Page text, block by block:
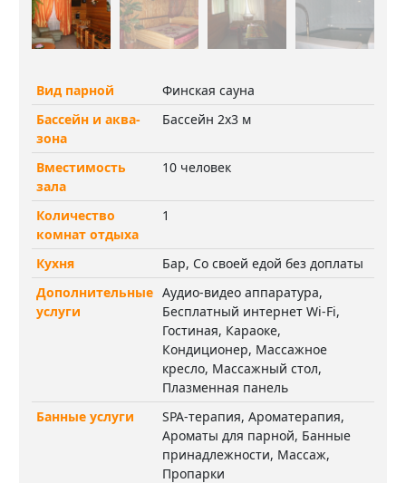
Вид парной
Финская сауна
Бассейн и аква-
зона
Бассейн 2х3 м
Вместимость
зала
10 человек
Количество
комнат отдыха
1
Кухня
Бар, Со своей едой без доплаты
Дополнительные
услуги
Аудио-видео аппаратура,
Бесплатный интернет Wi-Fi,
Гостиная, Караоке,
Кондиционер, Массажное
кресло, Массажный стол,
Плазменная панель
Банные услуги
SPA-терапия, Ароматерапия,
Ароматы для парной, Банные
принадлежности, Массаж,
Пропарки